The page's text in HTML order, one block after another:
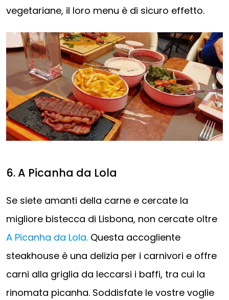
vegetariane, il loro menu è di sicuro effetto.
6. A Picanha da Lola
Se siete amanti della carne e cercate la
migliore bistecca di Lisbona, non cercate oltre
A Picanha da Lola. Questa accogliente
steakhouse è una delizia per i carnivori e offre
carni alla griglia da leccarsi i baffi, tra cui la
rinomata picanha. Soddisfate le vostre voglie